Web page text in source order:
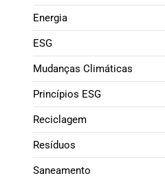
Energia
ESG
Mudanças Climáticas
Princípios ESG
Reciclagem
Resíduos
Saneamento